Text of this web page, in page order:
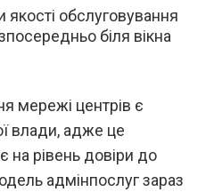
якості обслуговування
біля вікна
мережі центрів є
влади, адже це
на рівень довіри до
адмінпослуг зараз